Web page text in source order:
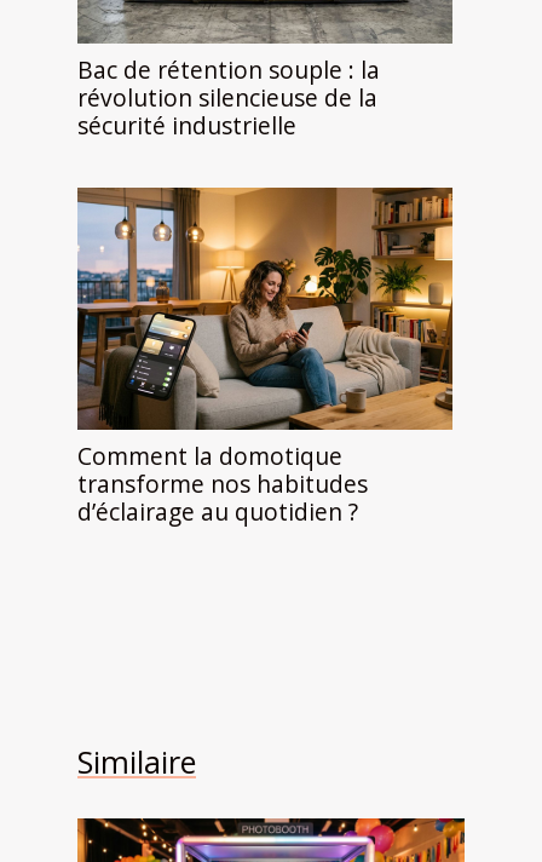
Bac de rétention souple : la
révolution silencieuse de la
sécurité industrielle
Comment la domotique
transforme nos habitudes
d’éclairage au quotidien ?
Similaire